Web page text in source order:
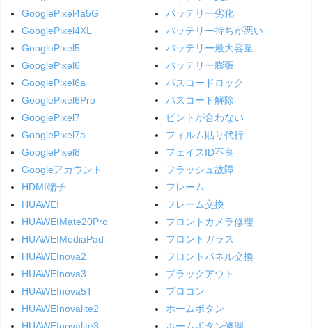
GooglePixel4a5G
GooglePixel4XL
GooglePixel5
GooglePixel6
GooglePixel6a
GooglePixel6Pro
GooglePixel7
GooglePixel7a
GooglePixel8
Googleアカウント
HDMI端子
HUAWEI
HUAWEIMate20Pro
HUAWEIMediaPad
HUAWEInova2
HUAWEInova3
HUAWEInova5T
HUAWEInovalite2
HUAWEInovalite3
バッテリー劣化
バッテリー持ちが悪い
バッテリー最大容量
バッテリー膨張
パスコードロック
パスコード解除
ピントが合わない
フィルム貼り代行
フェイスID不良
フラッシュ故障
フレーム
フレーム交換
フロントカメラ修理
フロントガラス
フロントパネル交換
ブラックアウト
プロコン
ホームボタン
ホームボタン修理